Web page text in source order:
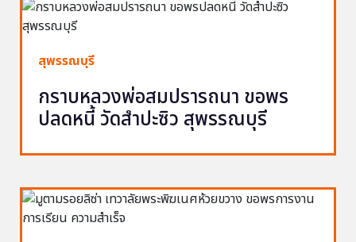
สุพรรณบุรี
กราบหลวงพ่อสมปรารถนา ขอพร
ปลดหนี้ วัดสำปะซิว สุพรรณบุรี